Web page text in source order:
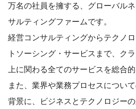
万名の社員を擁する、グローバル
サルティングファームです。
経営コンサルティングからテクノ
トソーシング・サービスまで、ク
上に関わる全てのサービスを総合
また、業界や業務プロセスについ
背景に、ビジネスとテクノロジー